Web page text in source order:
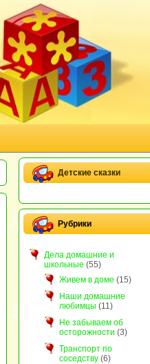
Детские сказки
Рубрики
Дела домашние и
школьные (55)
Живем в доме (15)
Наши домашние
любимцы (11)
Не забываем об
осторожности (3)
Транспорт по
соседству(6)